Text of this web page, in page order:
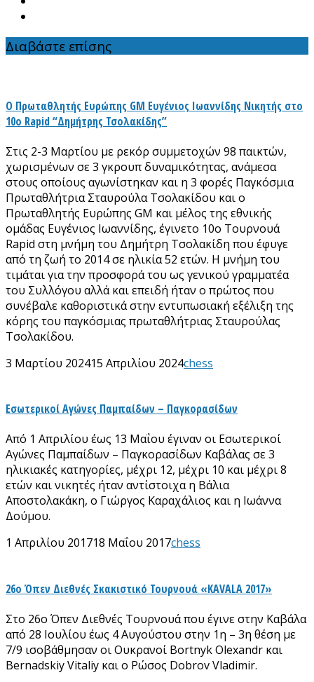
Διαβάστε επίσης
Ο Πρωταθλητής Ευρώπης GM Ευγένιος Ιωαννίδης Νικητής στο
10ο Rapid “Δημήτρης Τσολακίδης”
Στις 2-3 Μαρτίου με ρεκόρ συμμετοχών 98 παικτών,
χωρισμένων σε 3 γκρουπ δυναμικότητας, ανάμεσα
στους οποίους αγωνίστηκαν και η 3 φορές Παγκόσμια
Πρωταθλήτρια Σταυρούλα Τσολακίδου και ο
Πρωταθλητής Ευρώπης GM και μέλος της εθνικής
ομάδας Ευγένιος Ιωαννίδης, έγινετο 10ο Tουρνουά
Rapid στη μνήμη του Δημήτρη Τσολακίδη που έφυγε
από τη ζωή το 2014 σε ηλικία 52 ετών. Η μνήμη του
τιμάται για την προσφορά του ως γενικού γραμματέα
του Συλλόγου αλλά και επειδή ήταν ο πρώτος που
συνέβαλε καθοριστικά στην εντυπωσιακή εξέλιξη της
κόρης του παγκόσμιας πρωταθλήτριας Σταυρούλας
Τσολακίδου.
3 Μαρτίου 202415 Απριλίου 2024chess
Εσωτερικοί Αγώνες Παμπαίδων – Παγκορασίδων
Από 1 Απριλίου έως 13 Μαΐου έγιναν οι Εσωτερικοί
Αγώνες Παμπαίδων – Παγκορασίδων Καβάλας σε 3
ηλικιακές κατηγορίες, μέχρι 12, μέχρι 10 και μέχρι 8
ετών και νικητές ήταν αντίστοιχα η Βάλια
Αποστολακάκη, ο Γιώργος Καραχάλιος και η Ιωάννα
Δούμου.
1 Απριλίου 201718 Μαΐου 2017chess
26ο Όπεν Διεθνές Σκακιστικό Τουρνουά «KAVALA 2017»
Στο 26ο Όπεν Διεθνές Τουρνουά που έγινε στην Καβάλα
από 28 Ιουλίου έως 4 Αυγούστου στην 1η – 3η θέση με
7/9 ισοβάθμησαν οι Ουκρανοί Bortnyk Olexandr και
Bernadskiy Vitaliy και ο Ρώσος Dobrov Vladimir.